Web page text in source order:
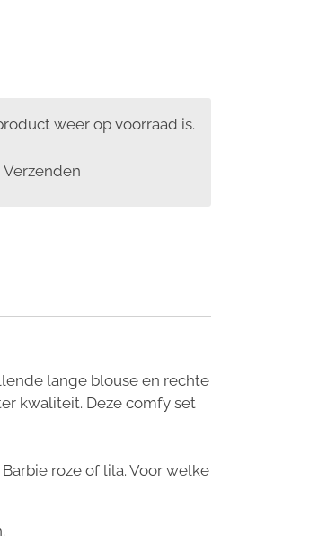
weer op voorraad is.
Verzenden
lange blouse en rechte
kwaliteit. Deze comfy set
roze of lila. Voor welke